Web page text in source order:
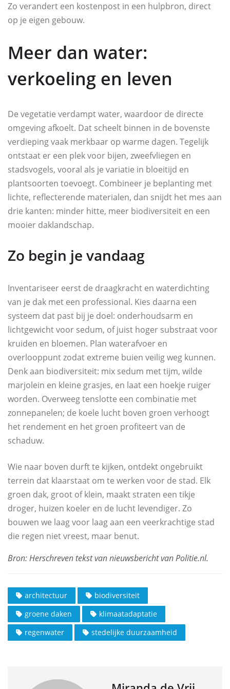
Zo verandert een kostenpost in een hulpbron, direct
op je eigen gebouw.
Meer dan water:
verkoeling en leven
De vegetatie verdampt water, waardoor de directe
omgeving afkoelt. Dat scheelt binnen in de bovenste
verdieping vaak merkbaar op warme dagen. Tegelijk
ontstaat er een plek voor bijen, zweefvliegen en
stadsvogels, vooral als je variatie in bloeitijd en
plantsoorten toevoegt. Combineer je beplanting met
lichte, reflecterende materialen, dan snijdt het mes aan
drie kanten: minder hitte, meer biodiversiteit en een
mooier daklandschap.
Zo begin je vandaag
Inventariseer eerst de draagkracht en waterdichting
van je dak met een professional. Kies daarna een
systeem dat past bij je doel: onderhoudsarm en
lichtgewicht voor sedum, of juist hoger substraat voor
kruiden en bloemen. Plan waterafvoer en
overlooppunt zodat extreme buien veilig weg kunnen.
Denk aan biodiversiteit: mix sedum met tijm, wilde
marjolein en kleine grasjes, en laat een hoekje ruiger
worden. Overweeg tenslotte een combinatie met
zonnepanelen; de koele lucht boven groen verhoogt
het rendement en het groen profiteert van de
schaduw.
Wie naar boven durft te kijken, ontdekt ongebruikt
terrein dat klaarstaat om te werken voor de stad. Elk
groen dak, groot of klein, maakt straten een tikje
droger, huizen koeler en de lucht levendiger. Zo
bouwen we laag voor laag aan een veerkrachtige stad
die regen niet vreest, maar benut.
architectuur
biodiversiteit
groene daken
klimaatadaptatie
regenwater
stedelijke duurzaamheid